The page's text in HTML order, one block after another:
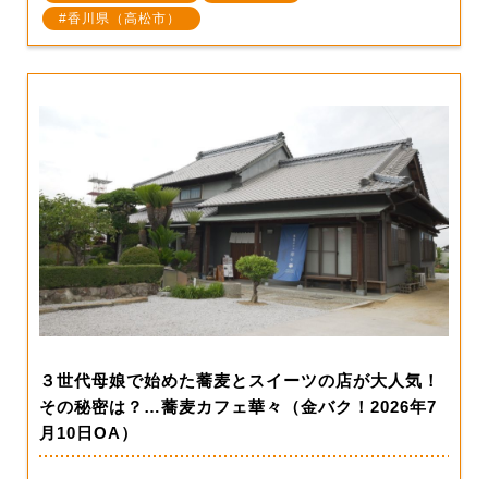
香川県（高松市）
３世代母娘で始めた蕎麦とスイーツの店が大人気！
その秘密は？…蕎麦カフェ華々（金バク！2026年7
月10日OA）